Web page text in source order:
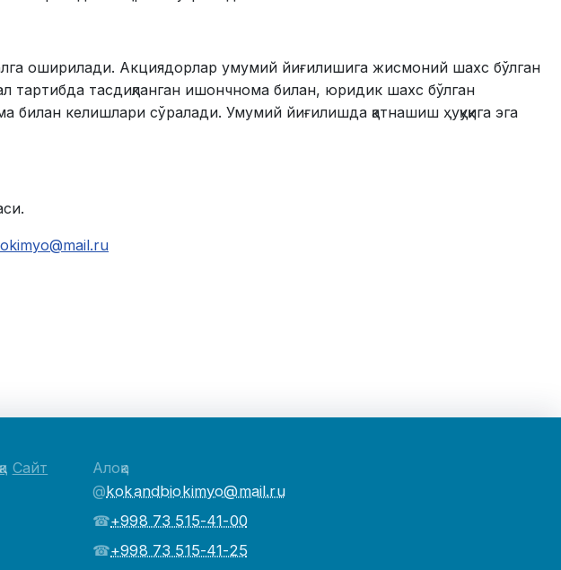
оширилади. Акциядорлар умумий йиғилишига жисмоний шахс бўлган
тартибда тасдиқланган ишончнома билан, юридик шахс бўлган
келишлари сўралади. Умумий йиғилишда қатнашиш ҳуқуқига эга
Сайт
Алоқа
@kokandbiokimyo@mail.ru
☎+998 73 515-41-00
☎+998 73 515-41-25